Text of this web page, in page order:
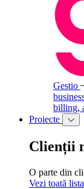
Gestio
billing,
Proiecte
Clienții
O parte din
Vezi toată lista